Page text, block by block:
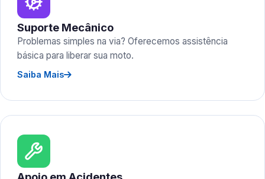
Suporte Mecânico
Problemas simples na via? Oferecemos assistência
básica para liberar sua moto.
Saiba Mais